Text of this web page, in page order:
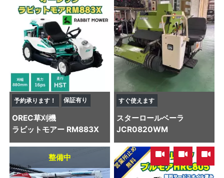
予約承ります！ 保証有り
OREC草刈機
ラビットモアー RM883X
すぐ使えます
スターロールベーラ
JCR0820WM
整備中 , ,